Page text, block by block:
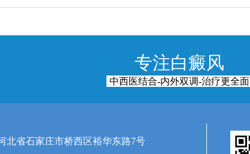
专注白癜风
中西医结合-内外双调-治疗更全面
北省石家庄市桥西区裕华东路7号